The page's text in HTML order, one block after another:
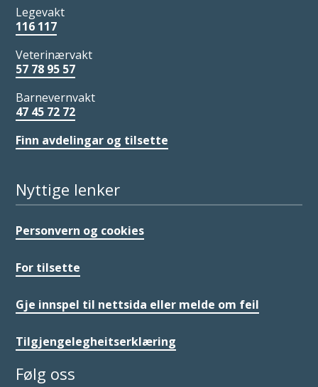
Legevakt
116 117
Veterinærvakt
57 78 95 57
Barnevernvakt
47 45 72 72
Finn avdelingar og tilsette
Nyttige lenker
Personvern og cookies
For tilsette
Gje innspel til nettsida eller melde om feil
Tilgjengelegheitserklæring
Følg oss